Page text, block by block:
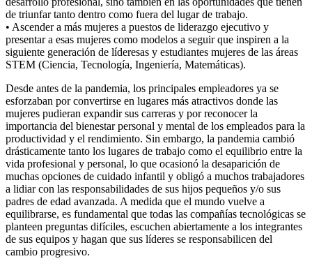
de triunfar tanto dentro como fuera del lugar de trabajo.
• Ascender a más mujeres a puestos de liderazgo ejecutivo y
presentar a esas mujeres como modelos a seguir que inspiren a la
siguiente generación de líderesas y estudiantes mujeres de las áreas
STEM (Ciencia, Tecnología, Ingeniería, Matemáticas).
Desde antes de la pandemia, los principales empleadores ya se
esforzaban por convertirse en lugares más atractivos donde las
mujeres pudieran expandir sus carreras y por reconocer la
importancia del bienestar personal y mental de los empleados para la
productividad y el rendimiento. Sin embargo, la pandemia cambió
drásticamente tanto los lugares de trabajo como el equilibrio entre la
vida profesional y personal, lo que ocasionó la desaparición de
muchas opciones de cuidado infantil y obligó a muchos trabajadores
a lidiar con las responsabilidades de sus hijos pequeños y/o sus
padres de edad avanzada. A medida que el mundo vuelve a
equilibrarse, es fundamental que todas las compañías tecnológicas se
planteen preguntas difíciles, escuchen abiertamente a los integrantes
de sus equipos y hagan que sus líderes se responsabilicen del
cambio progresivo.